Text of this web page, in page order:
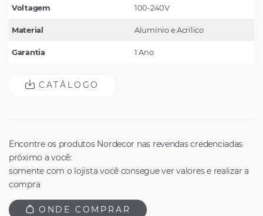
Voltagem 100-240V
Material Alumínio e Acrílico
Garantia 1 Ano
CATÁLOGO
Encontre os produtos Nordecor nas revendas credenciadas
próximo a você:
somente com o lojista você consegue ver valores e realizar a
compra
ONDE COMPRAR